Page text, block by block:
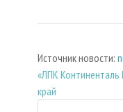
Источник новости:
«ЛПК
край